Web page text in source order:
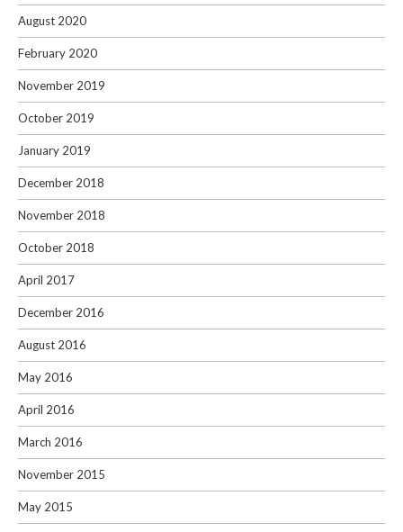
August 2020
February 2020
November 2019
October 2019
January 2019
December 2018
November 2018
October 2018
April 2017
December 2016
August 2016
May 2016
April 2016
March 2016
November 2015
May 2015